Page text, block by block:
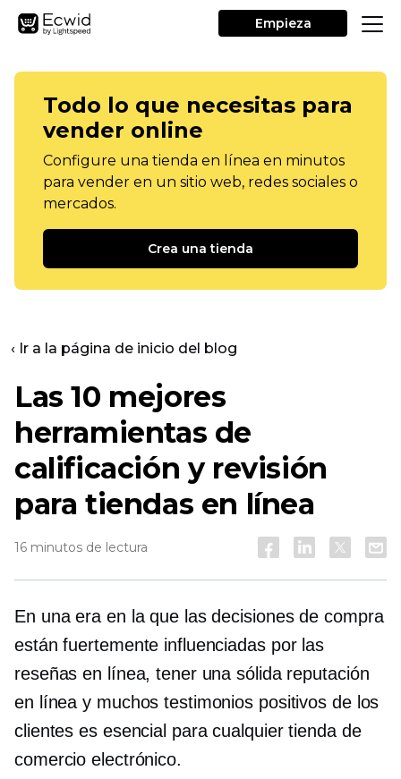
Empieza
Todo lo que necesitas para
vender online
Configure una tienda en línea en minutos
para vender en un sitio web, redes sociales o
mercados.
Crea una tienda
‹ Ir a la página de inicio del blog
Las 10 mejores
herramientas de
calificación y revisión
para tiendas en línea
16 minutos de lectura
En una era en la que las decisiones de compra
están fuertemente influenciadas por las
reseñas en línea, tener una sólida reputación
en línea y muchos testimonios positivos de los
clientes es esencial para cualquier tienda de
comercio electrónico.